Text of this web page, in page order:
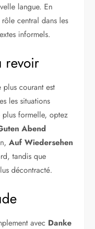
langue. En
central dans les
informels.
revoir
plus courant est
les situations
formelle, optez
Abend
Auf Wiedersehen
tandis que
décontracté.
avec Danke